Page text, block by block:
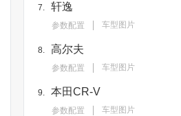
7. 轩逸
参数配置 车型图片
8. 高尔夫
参数配置 车型图片
9. 本田CR-V
参数配置 车型图片